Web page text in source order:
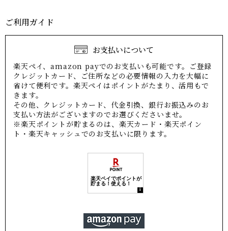
ご利用ガイド
お支払いについて
楽天ペイ、amazon payでのお支払いも可能です。ご登録
クレジットカード、ご住所などの必要情報の入力を大幅に
省けて便利です。楽天ペイはポイントがたまり、活用もで
きます。
その他、クレジットカード、代金引換、銀行お振込みのお
支払い方法がございますのでお選びくださいませ。
※楽天ポイントが貯まるのは、楽天カード・楽天ポイン
ト・楽天キャッシュでのお支払いに限ります。